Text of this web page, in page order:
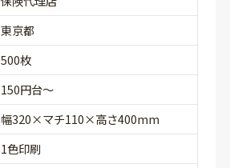
東京都
500枚
150円台〜
幅320×マチ110×高さ400mm
1色印刷